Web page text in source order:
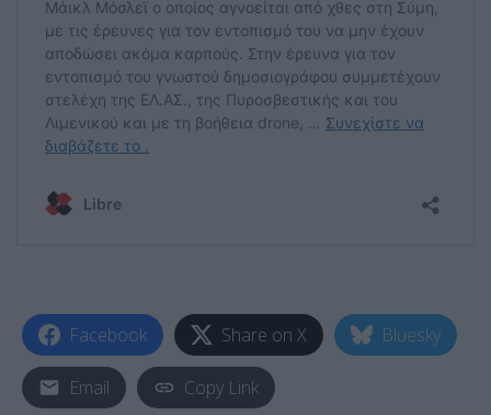
Facebook Share on X Bluesky
Email Copy Link